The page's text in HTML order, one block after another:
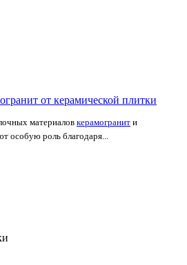
от керамической плитки
материалов керамогранит и
особую роль благодаря...